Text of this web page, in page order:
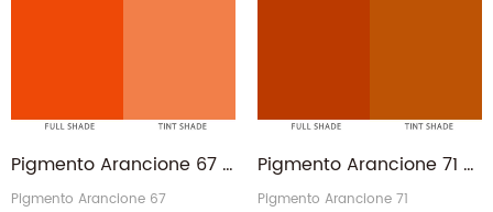
Pigmento Arancione 67 - 74336-59-7 PO67 Pigmento Pirazochinone Arancione HO
Pigmento Arancione 67
Pigmento Arancione 71 - Resistenza al calore 300C PO71 DPP Arancione TR Arancione 71
Pigmento Arancione 71